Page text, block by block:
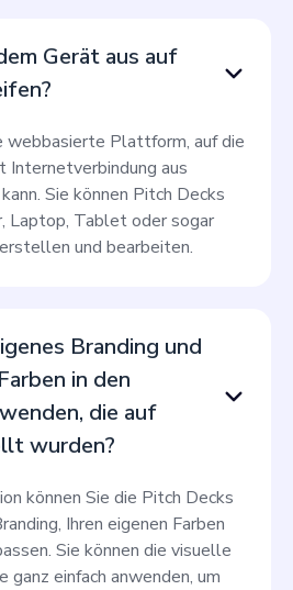
Gerät aus auf
webbasierte Plattform, auf die
Internetverbindung aus
Sie können Pitch Decks
Laptop, Tablet oder sogar
und bearbeiten.
Branding und
in den
die auf
wurden?
können Sie die Pitch Decks
Ihren eigenen Farben
Sie können die visuelle
einfach anwenden, um